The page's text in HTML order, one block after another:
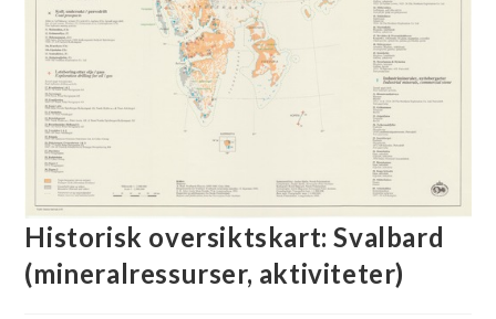
Historisk oversiktskart: Svalbard
(mineralressurser, aktiviteter)